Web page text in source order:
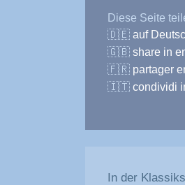
Diese Seite
🇩🇪 auf
🇬🇧 share in
🇫🇷 partager
🇮🇹 condividi
In der